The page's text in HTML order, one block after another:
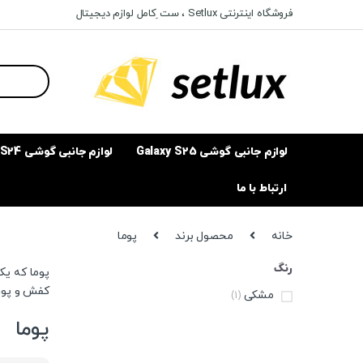
to
to
فروشگاه اینترنتی Setlux ، ست ِکامل لوازم دیجیتال
Search
for:
لوازم جانبی گوشی Galaxy S25 لوازم جانبی گوشی Galaxy S24
ارتباط با ما
خانه محصول برند پوما
پوما که
کفش و
پوما
رنگ
مشکی (1)